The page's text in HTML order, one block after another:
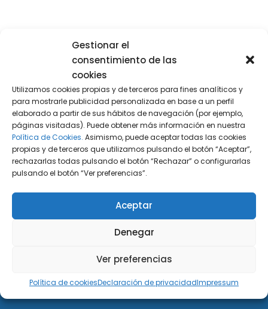
Gestionar el
consentimiento de las
cookies
Utilizamos cookies propias y de terceros para fines analíticos y
para mostrarle publicidad personalizada en base a un perfil
elaborado a partir de sus hábitos de navegación (por ejemplo,
páginas visitadas). Puede obtener más información en nuestra
Política de Cookies. Asimismo, puede aceptar todas las cookies
propias y de terceros que utilizamos pulsando el botón “Aceptar”,
rechazarlas todas pulsando el botón “Rechazar” o configurarlas
pulsando el botón “Ver preferencias”.
Aceptar
Denegar
Ver preferencias
Política de cookiesDeclaración de privacidadImpressum
Buscador de artículos
DiG ABOGADOS
DiG Abogados es un despacho de abogados
multidisciplinar especializado en las materias de
fiscalidad y mercantil. Llevamos más de 50 años al